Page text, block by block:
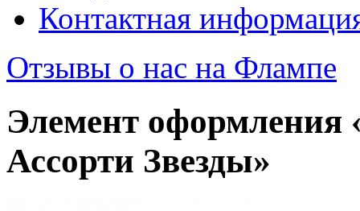
Контактная
Отзывы о нас на Флампе
Элемент оформления
Ассорти Звезды»